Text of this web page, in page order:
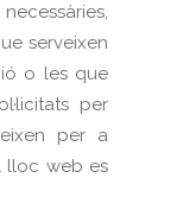
serveixen
o les que
per
per a
lloc web es